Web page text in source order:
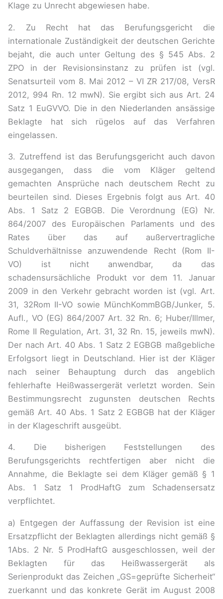
Klage zu Unrecht abgewiesen habe.
2. Zu Recht hat das Berufungsgericht die
internationale Zuständigkeit der deutschen Gerichte
bejaht, die auch unter Geltung des § 545 Abs. 2
ZPO in der Revisionsinstanz zu prüfen ist (vgl.
Senatsurteil vom 8. Mai 2012 – VI ZR 217/08, VersR
2012, 994 Rn. 12 mwN). Sie ergibt sich aus Art. 24
Satz 1 EuGVVO. Die in den Niederlanden ansässige
Beklagte hat sich rügelos auf das Verfahren
eingelassen.
3. Zutreffend ist das Berufungsgericht auch davon
ausgegangen, dass die vom Kläger geltend
gemachten Ansprüche nach deutschem Recht zu
beurteilen sind. Dieses Ergebnis folgt aus Art. 40
Abs. 1 Satz 2 EGBGB. Die Verordnung (EG) Nr.
864/2007 des Europäischen Parlaments und des
Rates über das auf außervertragliche
Schuldverhältnisse anzuwendende Recht (Rom II-
VO) ist nicht anwendbar, da das
schadensursächliche Produkt vor dem 11. Januar
2009 in den Verkehr gebracht worden ist (vgl. Art.
31, 32Rom II-VO sowie MünchKommBGB/Junker, 5.
Aufl., VO (EG) 864/2007 Art. 32 Rn. 6; Huber/Illmer,
Rome II Regulation, Art. 31, 32 Rn. 15, jeweils mwN).
Der nach Art. 40 Abs. 1 Satz 2 EGBGB maßgebliche
Erfolgsort liegt in Deutschland. Hier ist der Kläger
nach seiner Behauptung durch das angeblich
fehlerhafte Heißwassergerät verletzt worden. Sein
Bestimmungsrecht zugunsten deutschen Rechts
gemäß Art. 40 Abs. 1 Satz 2 EGBGB hat der Kläger
in der Klageschrift ausgeübt.
4. Die bisherigen Feststellungen des
Berufungsgerichts rechtfertigen aber nicht die
Annahme, die Beklagte sei dem Kläger gemäß § 1
Abs. 1 Satz 1 ProdHaftG zum Schadensersatz
verpflichtet.
a) Entgegen der Auffassung der Revision ist eine
Ersatzpflicht der Beklagten allerdings nicht gemäß §
1Abs. 2 Nr. 5 ProdHaftG ausgeschlossen, weil der
Beklagten für das Heißwassergerät als
Serienprodukt das Zeichen „GS=geprüfte Sicherheit“
zuerkannt und das konkrete Gerät im August 2008